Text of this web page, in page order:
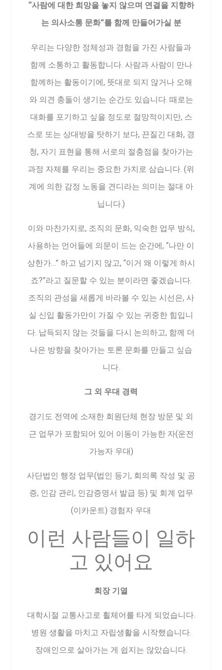
“사람에 대한 희망을 놓지 않으며 연결을 지향하
는 의사소통 문화”를 함께 만들어가실 분
우리는 다양한 정체성과 경험을 가진 사람들과
함께 소통하고 활동합니다. 사람과 사람이 만나
함께하는 활동이기에, 뜻대로 되지 않거나 오해
와 의견 충돌이 생기는 순간도 있습니다. 때로는
대화를 포기하고 싶을 정도로 절망적이지만, 스
스로 또는 상대방을 탓하기 보다, 끈질긴 대화, 경
청, 자기 표현을 통해 서로의 절충점을 찾아가는
과정 자체를 우리는 중요한 가치로 삼습니다. (위
계에 의한 감정 노동을 견디라는 의미는 절대 아
닙니다.)
이와 마찬가지로, 조직의 문화, 익숙한 업무 방식,
사용하는 언어들에 의문이 드는 순간에, “나만 이
상한가…” 하고 넘기지 않고, “이거 왜 이렇게 하시
죠?”라고 질문할 수 있는 분이라면 좋겠습니다.
조직의 관성을 새롭게 바라볼 수 있는 시선은, 사
실 신입 활동가만이 가질 수 있는 귀중한 힘입니
다. 납득되지 않는 것들을 다시 논의하고, 함께 더
나은 방향을 찾아가는 토론 문화를 만들고 싶습
니다.
그 외 우대 경력
경기도 전역에 소재한 회원단체 현장 방문 및 외
근 업무가 포함되어 있어 이동이 가능한 자(운전
가능자 우대)
사단법인 행정 업무(법인 등기, 회의록 작성 및 공
증, 인감 관리, 인감증명서 발급 등) 및 회계 업무
(이카운트) 경험자 우대
이런 사람들이 일하
고 있어요
회장 기열
대학시절 교통사고로 휠체어를 타게 되었습니다.
병원 생활을 마치고 자립생활을 시작했습니다.
장애인으로 살아가는 게 쉽지는 않았습니다.